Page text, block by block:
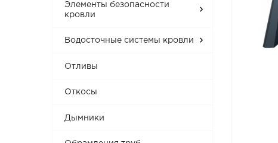
Элементы безопасности
кровли
Водосточные системы кровли
Отливы
Откосы
Дымники